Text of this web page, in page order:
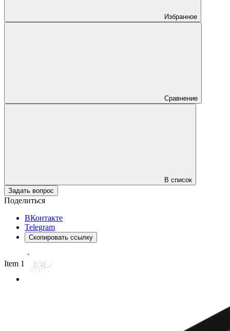
Избранное
Сравнение
В список
Задать вопрос
Поделиться
ВКонтакте
Telegram
Скопировать ссылку
Item 1 of 2